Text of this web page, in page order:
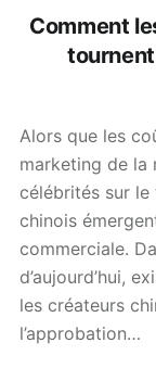
Comment
Alors que les
marketing de la
célébrités sur
chinois
commerciale.
d’aujourd’hui,
les créateurs
l’approbation…